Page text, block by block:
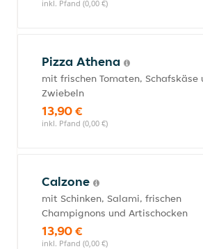
inkl. Pfand (0,00 €)
Pizza Athena
mit frischen Tomaten, Schafskäse
Zwiebeln
13,90 €
inkl. Pfand (0,00 €)
Calzone
mit Schinken, Salami, frischen
Champignons und Artischocken
13,90 €
inkl. Pfand (0,00 €)